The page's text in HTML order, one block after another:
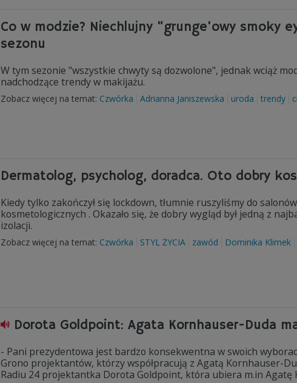
Co w modzie? Niechlujny "grunge'owy smoky
sezonu
W tym sezonie "wszystkie chwyty są dozwolone", jednak wciąż
nadchodzące trendy w makijażu.
Zobacz więcej na temat: Czwórka Adrianna Janiszewska uroda trendy
Dermatolog, psycholog, doradca. Oto dobry
Kiedy tylko zakończył się lockdown, tłumnie ruszyliśmy do
kosmetologicznych . Okazało się, że dobry wygląd był jedną z
izolacji.
Zobacz więcej na temat: Czwórka STYL ŻYCIA zawód Dominika Klimek
Dorota Goldpoint: Agata Kornhauser-Duda
- Pani prezydentowa jest bardzo konsekwentna w swoich
Grono projektantów, którzy współpracują z Agatą Kornhauser-
Radiu 24 projektantka Dorota Goldpoint, która ubiera m.in Agatę